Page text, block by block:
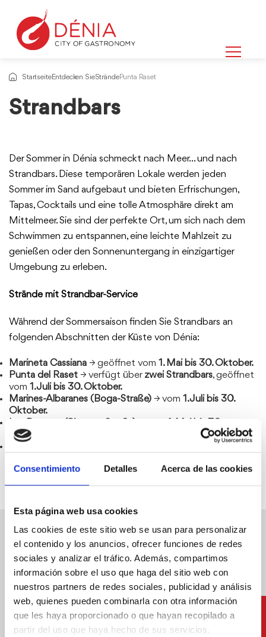
Consentimiento Detalles Acerca de las cookies
Esta página web usa cookies
Las cookies de este sitio web se usan para personalizar
el contenido y los anuncios, ofrecer funciones de redes
sociales y analizar el tráfico. Además, compartimos
información sobre el uso que haga del sitio web con
nuestros partners de redes sociales, publicidad y análisis
web, quienes pueden combinarla con otra información
que les haya proporcionado o que hayan recopilado a
partir del uso que haya hecho de sus servicios.
StartseiteEntdecken SieSträndePunta Raset
Strandbars
Der Sommer in Dénia schmeckt nach Meer… und nach
Strandbars. Diese temporären Lokale werden jeden
Sommer im Sand aufgebaut und bieten Erfrischungen,
Tapas, Cocktails und eine tolle Atmosphäre direkt am
Mittelmeer. Sie sind der perfekte Ort, um sich nach dem
Schwimmen zu entspannen, eine leichte Mahlzeit zu
genießen oder den Sonnenuntergang in einzigartiger
Umgebung zu erleben.
Strände mit Strandbar-Service
Während der Sommersaison finden Sie Strandbars an
folgenden Abschnitten der Küste von Dénia:
Marineta Cassiana → geöffnet vom 1. Mai bis 30. Oktober.
Punta del Raset → verfügt über zwei Strandbars, geöffnet
vom 1. Juli bis 30. Oktober.
Marines-Albaranes (Boga-Straße) → vom 1. Juli bis 30.
Oktober.
Oktober.
1. Juli bis 30.
Weitere Dienstleistungen